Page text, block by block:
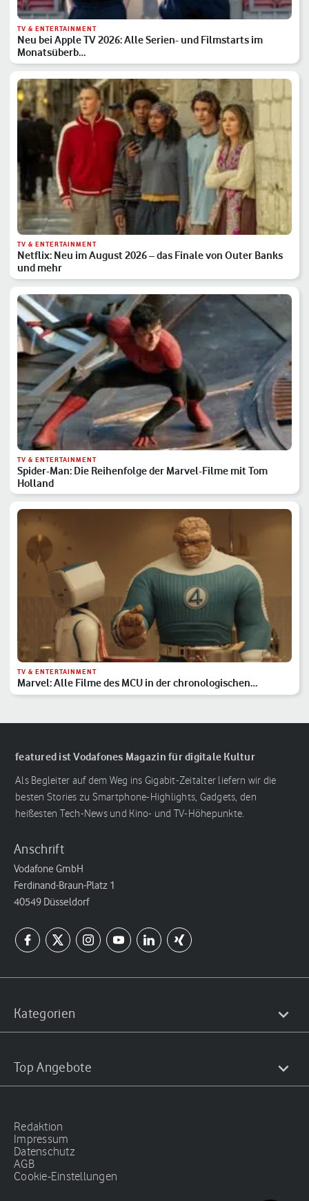
TV & ENTERTAINMENT
Neu bei Apple TV 2026: Alle Serien- und Filmstarts im
Monatsüberb…
TV & ENTERTAINMENT
Netflix: Neu im August 2026 – das Finale von Outer Banks
und mehr
TV & ENTERTAINMENT
Spider-Man: Die Reihenfolge der Marvel-Filme mit Tom
Holland
TV & ENTERTAINMENT
Marvel: Alle Filme des MCU in der chronologischen
Reihenfolge
featured ist Vodafones Magazin für digitale Kultur
Als Begleiter auf dem Weg ins Gigabit-Zeitalter liefern wir die
besten Stories zu Smartphone-Highlights, Gadgets, den
heißesten Tech-News und Kino- und TV-Höhepunkte.
Anschrift
Vodafone GmbH
Ferdinand-Braun-Platz 1
40549 Düsseldorf
Kategorien
Top Angebote
Redaktion
Impressum
Datenschutz
AGB
Cookie-Einstellungen